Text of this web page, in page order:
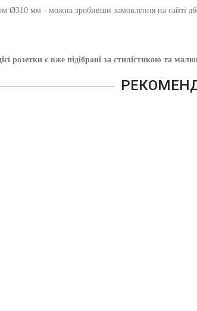
Ø310 мм - можна зробивши замовлення на
розетки є вже підібрані за стилістикою